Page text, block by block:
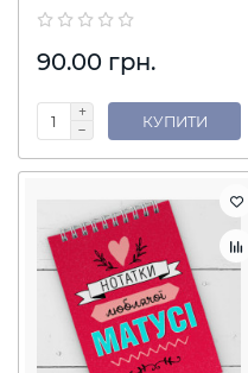
90.00 грн.
КУПИТИ